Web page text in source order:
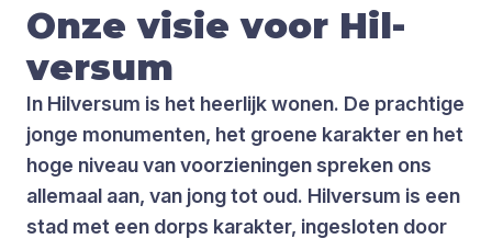
Onze visie voor Hil­
ver­sum
In Hilversum is het heerlijk wonen. De prachtige
jonge monumenten, het groene karakter en het
hoge niveau van voorzieningen spreken ons
allemaal aan, van jong tot oud. Hilversum is een
stad met een dorps karakter, ingesloten door